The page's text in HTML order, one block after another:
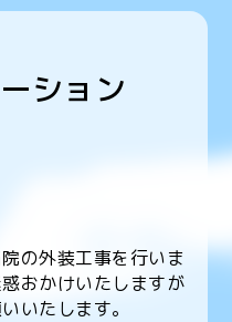
ション
の外装工事を行いま
おかけいたしますが
いたします。